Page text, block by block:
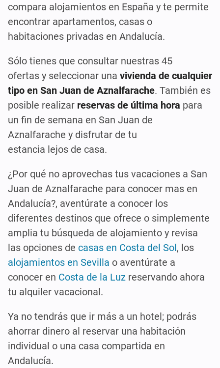
compara alojamientos en España y te permite
encontrar apartamentos, casas o
habitaciones privadas en Andalucía.
Sólo tienes que consultar nuestras 45
ofertas y seleccionar una vivienda de cualquier
tipo en San Juan de Aznalfarache. También es
posible realizar reservas de última hora para
un fin de semana en San Juan de
Aznalfarache y disfrutar de tu
estancia lejos de casa.
¿Por qué no aprovechas tus vacaciones a San
Juan de Aznalfarache para conocer mas en
Andalucía?, aventúrate a conocer los
diferentes destinos que ofrece o simplemente
amplia tu búsqueda de alojamiento y revisa
las opciones de casas en Costa del Sol, los
alojamientos en Sevilla o aventúrate a
conocer en Costa de la Luz reservando ahora
tu alquiler vacacional.
Ya no tendrás que ir más a un hotel; podrás
ahorrar dinero al reservar una habitación
individual o una casa compartida en
Andalucía.